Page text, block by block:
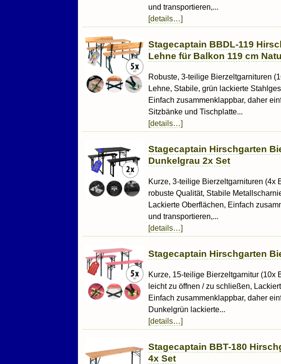
und transportieren,...
[details…]
Stagecaptain BBDL-119
Lehne für Balkon 119 cm
Robuste, 3-teilige Bierzeltgarnituren
Lehne, Stabile, grün lackierte
Einfach zusammenklappbar, daher
Sitzbänke und Tischplatte...
[details…]
Stagecaptain Hirschgarten
Dunkelgrau 2x Set
Kurze, 3-teilige Bierzeltgarnituren (4x
robuste Qualität, Stabile
Lackierte Oberflächen, Einfach
und transportieren,...
[details…]
Stagecaptain Hirschgarten
Kurze, 15-teilige Bierzeltgarnitur (10x
leicht zu öffnen / zu schließen,
Einfach zusammenklappbar, daher
Dunkelgrün lackierte...
[details…]
Stagecaptain BBT-180
4x Set